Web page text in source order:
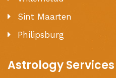
Sint Maarten
Philipsburg
Astrology Services